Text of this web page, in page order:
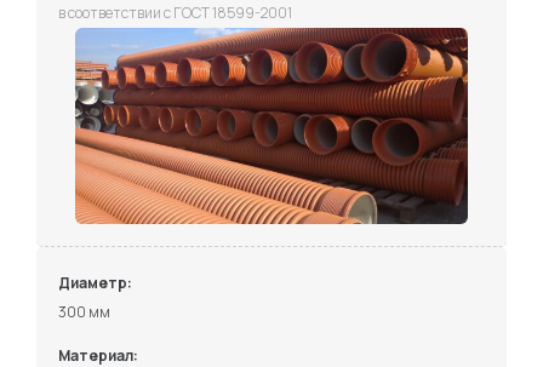
в соответствии с ГОСТ 18599-2001
Диаметр:
300 мм
Материал: